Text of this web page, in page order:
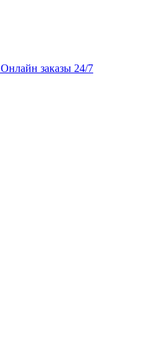
Онлайн заказы 24/7